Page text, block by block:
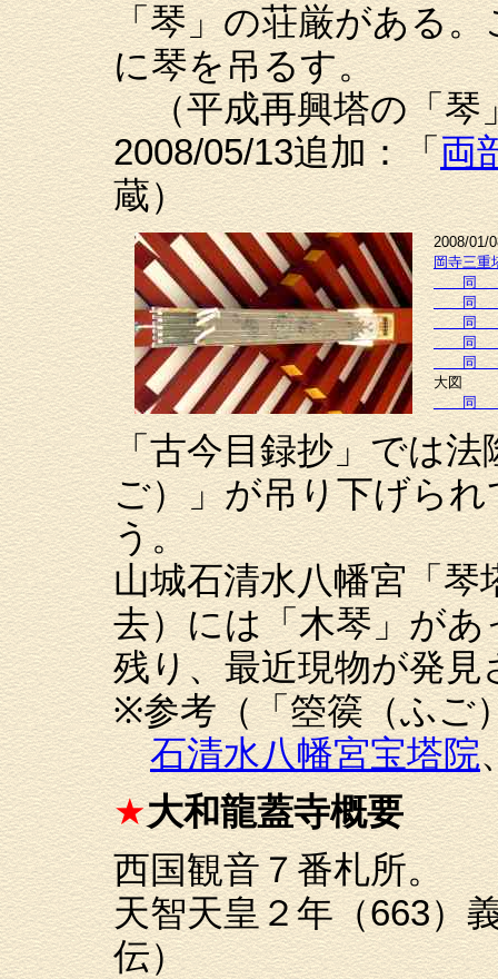
「琴」の荘厳がある
に琴を吊るす。
（平成再興塔の「
2008/05/13追加：「両
蔵）
2008/01/
岡寺三重
同
同
同
同
大図
同
「古今目録抄」では
ご）」が吊り下げら
う。
山城石清水八幡宮「琴
去）には「木琴」が
残り、最近現物が発
※参考（「箜篌（ふご
石清水八幡宮宝塔院
★大和龍蓋寺概要
西国観音７番札所。
天智天皇２年（663）
伝）